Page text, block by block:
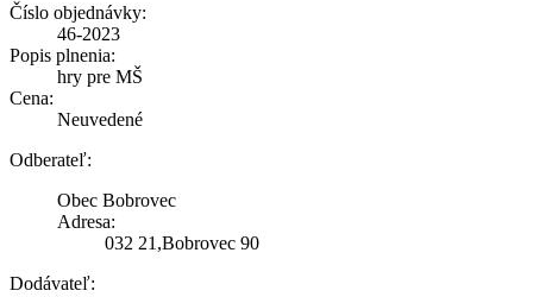
Číslo objednávky:
46-2023
Popis plnenia:
hry pre MŠ
Cena:
Neuvedené
Odberateľ:
Obec Bobrovec
Adresa:
032 21,Bobrovec 90
Dodávateľ: